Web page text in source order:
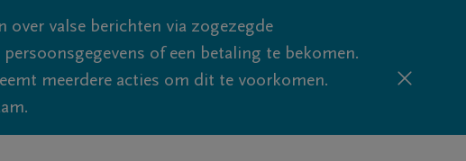
over valse berichten via zogezegde
of een betaling te bekomen.
meerdere acties om dit te voorkomen.